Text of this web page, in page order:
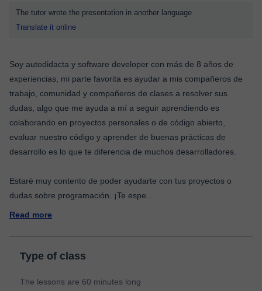
The tutor wrote the presentation in another language
Translate it online
Soy autodidacta y software developer con más de 8 años de
experiencias, mi parte favorita es ayudar a mis compañeros de
trabajo, comunidad y compañeros de clases a resolver sus
dudas, algo que me ayuda a mí a seguir aprendiendo es
colaborando en proyectos personales o de código abierto,
evaluar nuestro código y aprender de buenas prácticas de
desarrollo es lo que te diferencia de muchos desarrolladores.
Estaré muy contento de poder ayudarte con tus proyectos o
dudas sobre programación. ¡Te espe
Read more
Type of class
The lessons are 60 minutes long